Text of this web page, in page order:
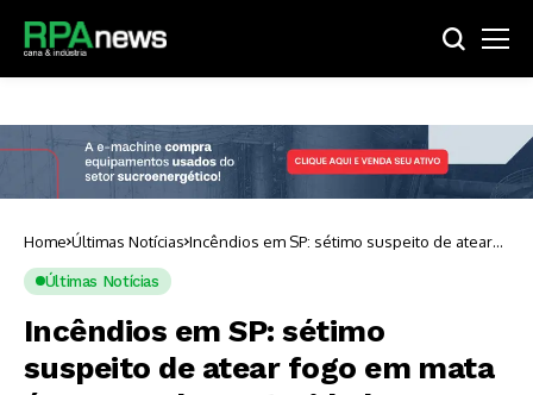
Home Últimas Notícias Incêndios em SP: sétimo suspeito de atear
fogo em mata é preso pelas autoridades
Últimas Notícias
Incêndios em SP: sétimo
suspeito de atear fogo em mata